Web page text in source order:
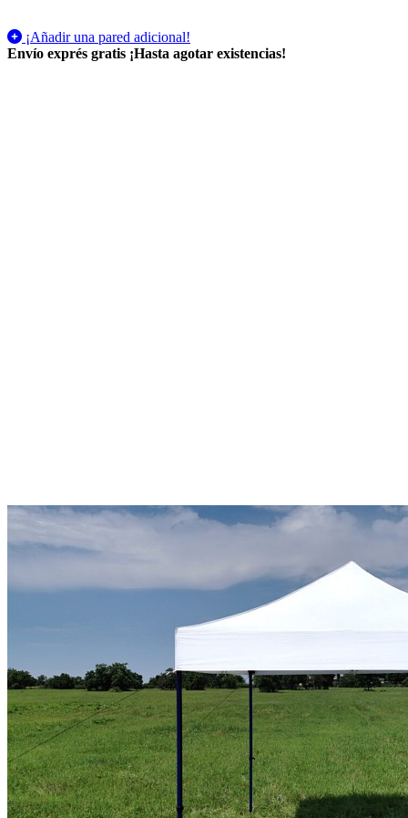
¡Añadir una pared adicional!
Envío exprés gratis ¡Hasta agotar existencias!